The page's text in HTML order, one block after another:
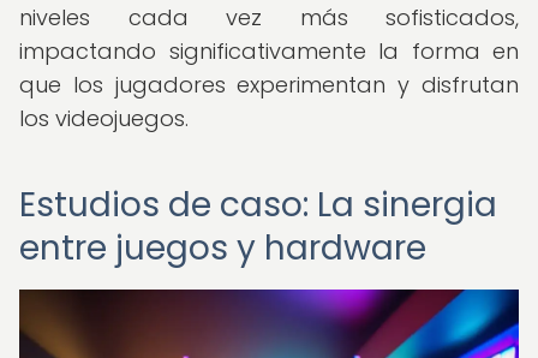
niveles cada vez más sofisticados,
impactando significativamente la forma en
que los jugadores experimentan y disfrutan
los videojuegos.
Estudios de caso: La sinergia
entre juegos y hardware